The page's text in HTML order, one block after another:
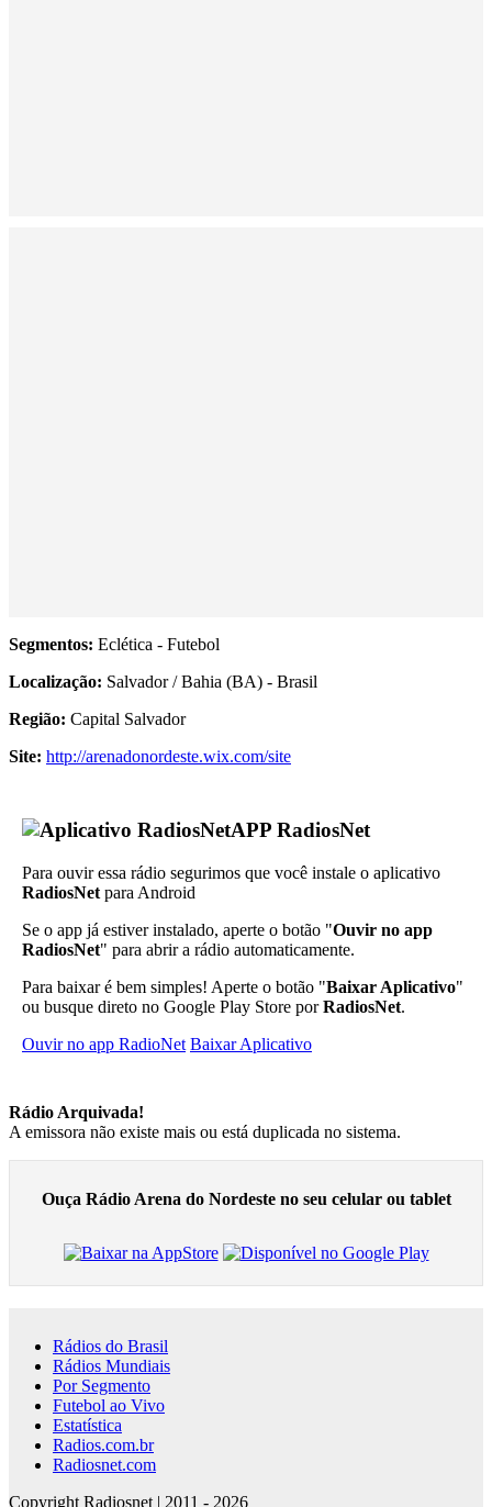
Segmentos: Eclética - Futebol
Localização: Salvador / Bahia (BA) - Brasil
Região: Capital Salvador
Site: http://arenadonordeste.wix.com/site
APP RadiosNet
Para ouvir essa rádio segurimos que você instale o aplicativo
RadiosNet para Android
Se o app já estiver instalado, aperte o botão "Ouvir no app
RadiosNet" para abrir a rádio automaticamente.
Para baixar é bem simples! Aperte o botão "Baixar Aplicativo"
ou busque direto no Google Play Store porRadiosNet.
Ouvir no app RadioNet Baixar Aplicativo
Rádio Arquivada!
A emissora não existe mais ou está duplicada no sistema.
Ouça Rádio Arena do Nordeste no seu celular ou tablet
Rádios do Brasil
Rádios Mundiais
Por Segmento
Futebol ao Vivo
Estatística
Radios.com.br
Radiosnet.com
Copyright Radiosnet | 2011 - 2026